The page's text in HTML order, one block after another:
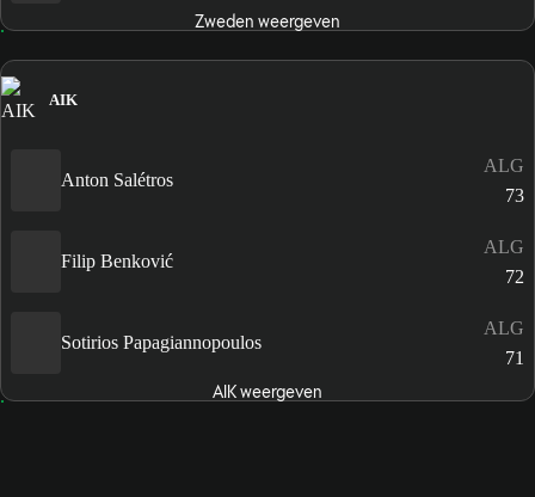
Zweden weergeven
AIK
Anton Salétros
ALG
73
Filip Benković
ALG
72
Sotirios Papagiannopoulos
ALG
71
AIK weergeven